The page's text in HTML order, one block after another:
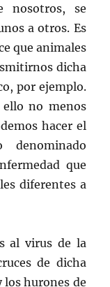
nosotros, se
a otros. Es
que animales
dicha
por ejemplo.
no menos
hacer el
denominado
que
diferentes a
al virus de la
de dicha
los hurones de